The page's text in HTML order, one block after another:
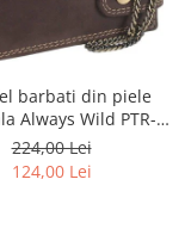
barbati din piele
Always Wild PTR-
2900-BIC
224,00 Lei
124,00 Lei